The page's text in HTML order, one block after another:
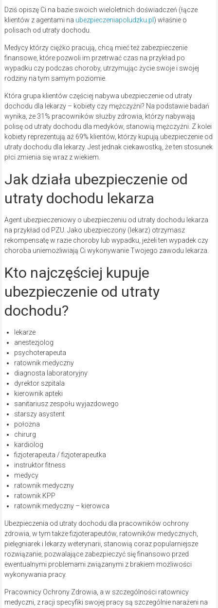
Dziś opiszę Ci na bazie swoich wieloletnich doświadczeń (łącze
klientów z agentami na ubezpieczeniapoludzku.pl ) właśnie o
polisach od utraty dochodu.
Medycy którzy ciężko pracują, chcą mieć też zabezpieczenie
finansowe, które pozwoli im przetrwać czas na przykład po
wypadku czy podczas choroby, utrzymując życie swoje i swojej
rodziny na tym samym poziomie.
Która grupa klientów częściej nabywa ubezpieczenie od utraty
dochodu dla lekarzy – kobiety czy mężczyźni? Na podstawie badań
wynika, że 31% pracowników służby zdrowia, którzy nabywają
polisę od utraty dochodu dla medyków, stanowią mężczyźni. Z kolei
kobiety reprezentują aż 69% klientów, którzy kupują ubezpieczenie od
utraty dochodu dla lekarzy. Jest jednak ciekawostką, że ten stosunek
płci zmienia się wraz z wiekiem.
Jak działa ubezpieczenie od
utraty dochodu lekarza
Agent ubezpieczeniowy o ubezpieczeniu od utraty dochodu lekarza
na przykład od PZU. Jako ubezpieczony (lekarz) otrzymasz
rekompensatę w razie choroby lub wypadku, jeżeli ten wypadek czy
choroba uniemożliwiają Ci wykonywanie Twojego zawodu lekarza.
Kto najczęściej kupuje
ubezpieczenie od utraty
dochodu?
lekarze
anestezjolog
psychoterapeuta
ratownik medyczny
diagnosta laboratoryjny
dyrektor szpitala
kierownik apteki
sanitariusz zespołu wyjazdowego
starszy asystent
położna
chirurg
kardiolog
fizjoterapeuta / fizjoterapeutka
instruktor fitness
medycy
ratownik medyczny
ratownik KPP
ratownik medyczny – kierowca
Ubezpieczenia od utraty dochodu dla pracowników ochrony
zdrowia, w tym także fizjoterapeutów, ratowników medycznych,
pielęgniarek i lekarzy weterynarii, stanowią coraz popularniejsze
rozwiązanie, pozwalające zabezpieczyć się finansowo przed
ewentualnymi problemami związanymi z brakiem możliwości
wykonywania pracy.
Pracownicy Ochrony Zdrowia, a w szczególności ratownicy
medyczni, z racji specyfiki swojej pracy są szczególnie narażeni na